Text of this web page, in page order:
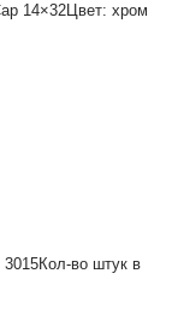
14×32Цвет: хром
во штук в